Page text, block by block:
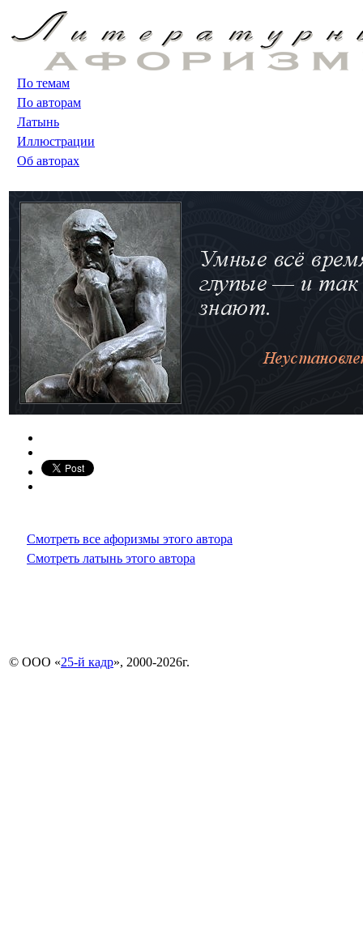
По темам
По авторам
Латынь
Иллюстрации
Об авторах
Смотреть все афоризмы этого автора
Смотреть латынь этого автора
© ООО «25-й кадр», 2000-2026г.